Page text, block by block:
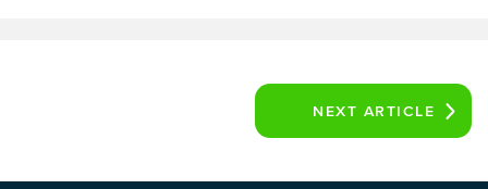
NEXT ARTICLE